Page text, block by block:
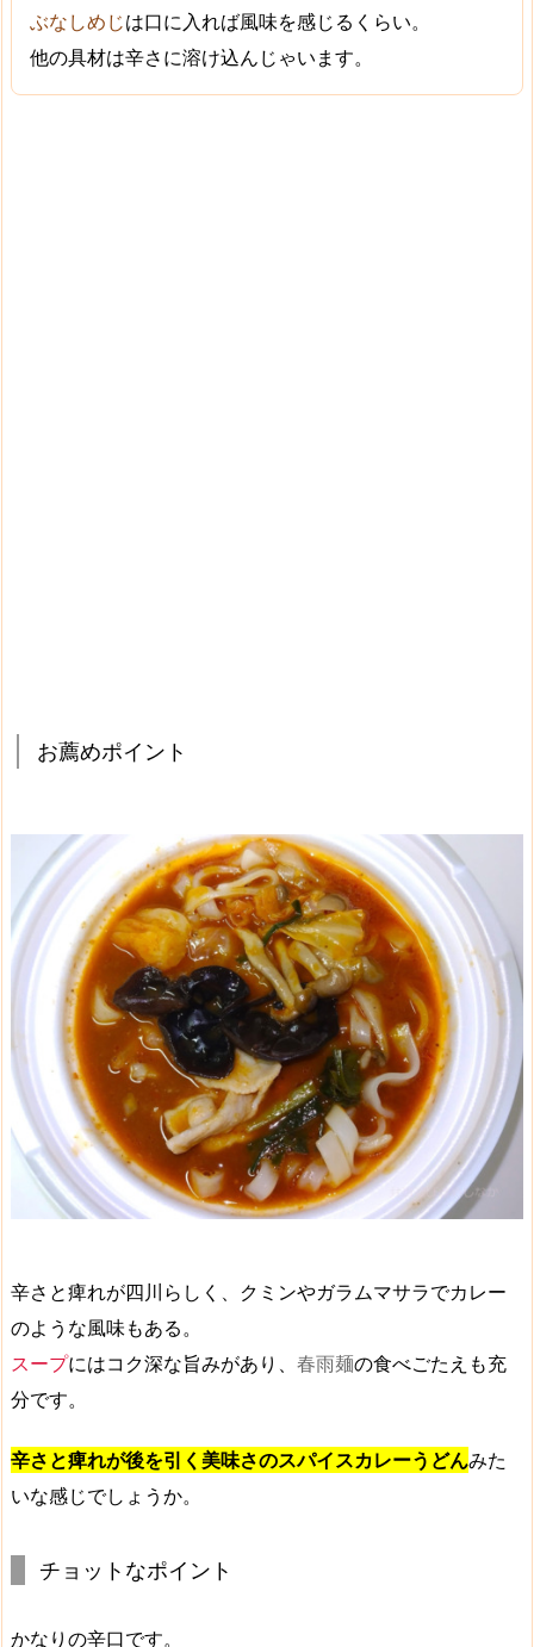
ぶなしめじは口に入れば風味を感じるくらい。
他の具材は辛さに溶け込んじゃいます。
お薦めポイント
辛さと痺れが四川らしく、クミンやガラムマサラでカレー
のような風味もある。
スープにはコク深な旨みがあり、 春雨麺の食べごたえも充
分です。
辛さと痺れが後を引く美味さのスパイスカレーうどんみた
いな感じでしょうか。
チョットなポイント
かなりの辛口です。